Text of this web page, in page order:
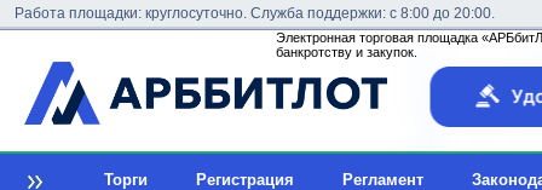
Работа площадки: круглосуточно. Служба поддержки: с 8:00 до 20:00.
Электронная торговая площадка
банкротству и закупок.
Торги Регистрация Регламент